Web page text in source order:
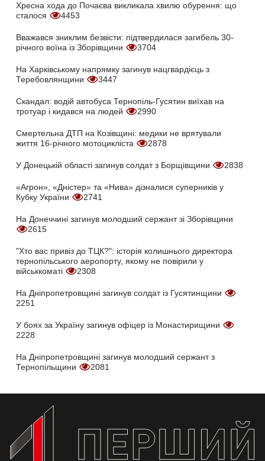
Хресна хода до Почаєва викликала хвилю обурення: що
сталося
4453
Вважався зниклим безвісти: підтвердилася загибель 30-
річного воїна із Зборівщини
3704
На Харківському напрямку загинув нацгвардієць з
Теребовлянщини
3447
Скандал: водій автобуса Тернопіль-Гусятин виїхав на
тротуар і кидався на людей
2990
Смертельна ДТП на Козівщині: медики не врятували
життя 16-річного мотоцикліста
2878
У Донецькій області загинув солдат з Борщівщини 2838
«Агрон», «Дністер» та «Нива» дізналися суперників у
Кубку України
2741
На Донеччині загинув молодший сержант зі Зборівщини
2615
"Хто вас привіз до ТЦК?": історія колишнього директора
тернопільського аеропорту, якому не повірили у
військкоматі
2308
На Дніпропетровщині загинув солдат із Гусятинщини
2251
У боях за Україну загинув офіцер із Монастирищини
2228
На Дніпропетровщині загинув молодший сержант з
Тернопільщини
2081